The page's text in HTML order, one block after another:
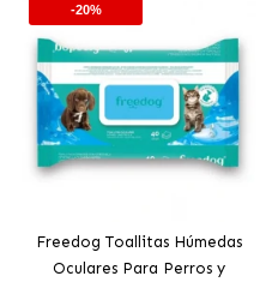
-20%
Freedog Toallitas Húmedas
Oculares Para Perros y